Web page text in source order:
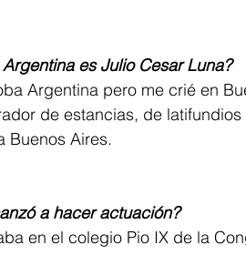
es Julio Cesar Luna?
Argentina pero me crié en
de estancias, de
Buenos Aires.
a hacer actuación?
en el colegio Pio IX de la